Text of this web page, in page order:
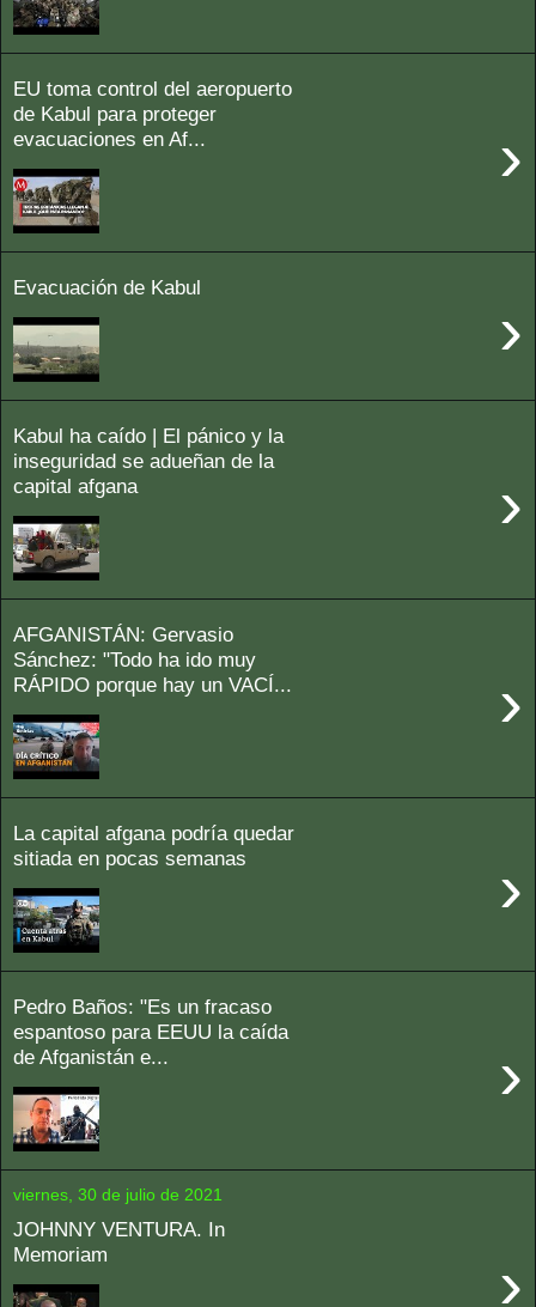
EU toma control del aeropuerto
de Kabul para proteger
evacuaciones en Af...
›
Evacuación de Kabul
›
Kabul ha caído | El pánico y la
inseguridad se adueñan de la
capital afgana
›
AFGANISTÁN: Gervasio
Sánchez: "Todo ha ido muy
RÁPIDO porque hay un VACÍ...
›
La capital afgana podría quedar
sitiada en pocas semanas
›
Pedro Baños: "Es un fracaso
espantoso para EEUU la caída
de Afganistán e...
›
viernes, 30 de julio de 2021
JOHNNY VENTURA. In
Memoriam
›